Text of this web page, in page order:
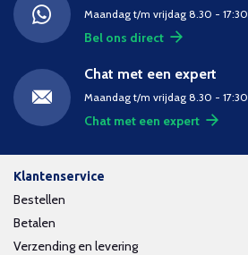
Maandag t/m vrijdag 8.30 - 17:30
Bel ons direct
Chat met een expert
Maandag t/m vrijdag 8.30 - 17:30
Chat met een expert
Klantenservice
Bestellen
Betalen
Verzending en levering